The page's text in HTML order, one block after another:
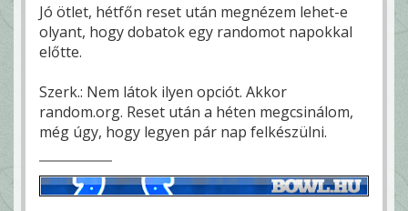
Jó ötlet, hétfőn reset után megnézem lehet-e
olyant, hogy dobatok egy randomot napokkal
előtte.
Szerk.: Nem látok ilyen opciót. Akkor
random.org. Reset után a héten megcsinálom,
még úgy, hogy legyen pár nap felkészülni.